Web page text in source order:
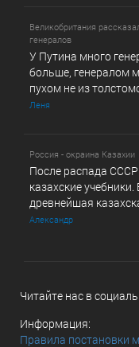
Великобритания
генералов
У Путина много
больше, генералом
пухом не из
Леня
Россия - окраина Казахии
После распада
казахские
древнейшая
Александр
Читайте нас в
Информация:
Правила постановки